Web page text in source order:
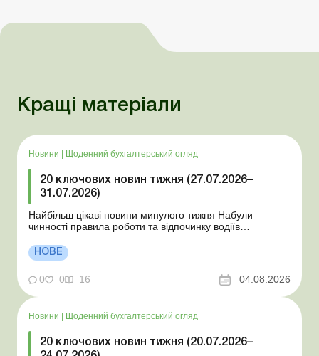
Кращі матеріали
Новини | Щоденний бухгалтерський огляд
20 ключових новин тижня (27.07.2026–
31.07.2026)
Найбільш цікаві новини минулого тижня Набули
чинності правила роботи та відпочинку водіїв
стан Для сільгосппідприємств і ФОП запроваджено нові
одноразові статистичні форми З 2 серпня змінюється
порядок зарахування окремих періодів роботи до стр...
НОВЕ
0 0 16 04.08.2026
Новини Щоденний бухгалтерський огляд
20 ключових новин тижня (20.07.2026–